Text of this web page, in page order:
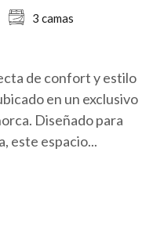
3 camas
de confort y estilo
en un exclusivo
Diseñado para
este espacio...